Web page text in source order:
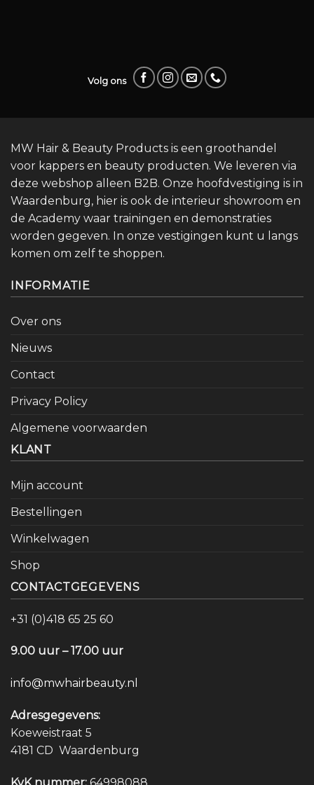
Volg ons
MW Hair & Beauty Products is een groothandel
voor kappers en beauty producten. We leveren via
deze webshop alleen B2B. Onze hoofdvestiging is in
Waardenburg, hier is ook de interieur showroom en
de Academy waar trainingen en demonstraties
worden gegeven. In onze vestigingen kunt u langs
komen om zelf te shoppen.
INFORMATIE
Over ons
Nieuws
Contact
Privacy Policy
Algemene voorwaarden
KLANT
Mijn account
Bestellingen
Winkelwagen
Shop
CONTACTGEGEVENS
+31 (0)418 65 25 60
9.00 uur – 17.00 uur
info@mwhairbeauty.nl
Adresgegevens:
Koeweistraat 5
4181 CD Waardenburg